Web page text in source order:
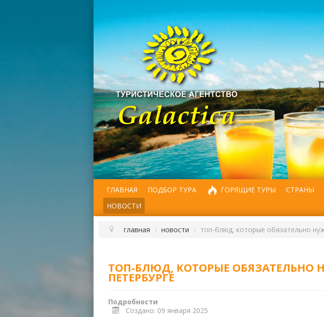
ГЛАВНАЯ ПОДБОР ТУРА ГОРЯЩИЕ ТУРЫ СТРАНЫ
НОВОСТИ
главная \ новости \ топ-блюд, которые обязательно
ТОП-БЛЮД, КОТОРЫЕ ОБЯЗАТЕЛЬНО
ПЕТЕРБУРГЕ
Подробности
Создано: 09 января 2025